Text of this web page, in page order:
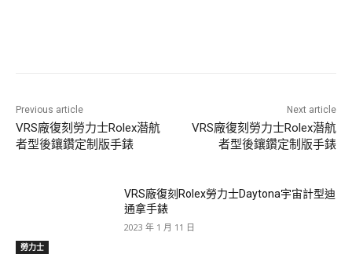
Previous article
VRS廠復刻勞力士Rolex潜航
者型後鑲鑽定制版手錶
Next article
VRS廠復刻勞力士Rolex潜航
者型後鑲鑽定制版手錶
勞力士
VRS廠復刻Rolex勞力士Daytona宇宙計型迪
通拿手錶
2023 年 1 月 11 日